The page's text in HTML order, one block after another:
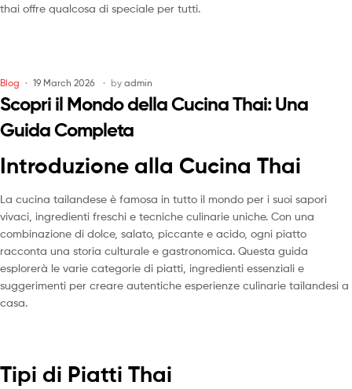
thai offre qualcosa di speciale per tutti.
Blog 19 March 2026 by admin
Scopri il Mondo della Cucina Thai: Una
Guida Completa
Introduzione alla Cucina Thai
La cucina tailandese è famosa in tutto il mondo per i suoi sapori
vivaci, ingredienti freschi e tecniche culinarie uniche. Con una
combinazione di dolce, salato, piccante e acido, ogni piatto
racconta una storia culturale e gastronomica. Questa guida
esplorerà le varie categorie di piatti, ingredienti essenziali e
suggerimenti per creare autentiche esperienze culinarie tailandesi a
casa.
Tipi di Piatti Thai